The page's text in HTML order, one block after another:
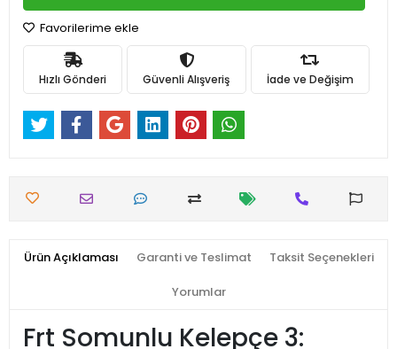
Favorilerime ekle
Hızlı Gönderi Güvenli Alışveriş İade ve Değişim
Ürün Açıklaması Garanti ve Teslimat Taksit Seçenekleri
Yorumlar
Frt Somunlu Kelepçe 3: